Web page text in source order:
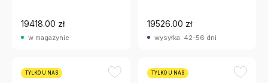
19418.00 zł
w magazynie
19526.00 zł
wysyłka: 42-56 dni
TYLKO U NAS TYLKO U NAS